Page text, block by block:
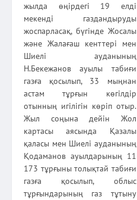
жылда өңірдегі 19 елді
мекенді газдандыруды
жоспарласақ, бүгінде Жосалы
және Жалағаш кенттері мен
Шиелі ауданының
Н.Бекежанов ауылы табиғи
газға қосылып, 33 мыңнан
астам тұрғын көгілдір
отынның игілігін көріп отыр.
Жыл соңына дейін Жол
картасы аясында Қазалы
қаласы мен Шиелі ауданының
Қодаманов ауылдарының 11
173 тұрғыны толықтай табиғи
газға қосылып, облыс
тұрғындарының газ тұтыну